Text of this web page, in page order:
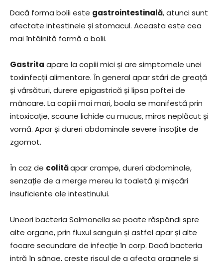
Dacă forma bolii este gastrointestinală, atunci sunt
afectate intestinele și stomacul. Aceasta este cea
mai întâlnită formă a bolii.
Gastrita apare la copiii mici și are simptomele unei
toxiinfecții alimentare. În general apar stări de greață
și vărsături, durere epigastrică și lipsa poftei de
mâncare. La copiii mai mari, boala se manifestă prin
intoxicație, scaune lichide cu mucus, miros neplăcut și
vomă. Apar și dureri abdominale severe însoțite de
zgomot.
În caz de colităapar crampe, dureri abdominale,
senzație de a merge mereu la toaletă și mișcări
insuficiente ale intestinului.
Uneori bacteria Salmonella se poate răspândi spre
alte organe, prin fluxul sanguin și astfel apar și alte
focare secundare de infecție în corp. Dacă bacteria
intră în sânge, crește riscul de a afecta organele și